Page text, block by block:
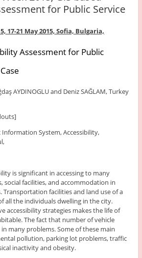
for Public Service
17-21 May 2015, Sofia, Bulgaria,
Assessment for Public
AYDINOGLU and Deniz SAĞLAM, Turkey
Information System, Accessibility,
is significant in accessing to many
social facilities, and accommodation in
Transportation facilities and land use of a
all the individuals dwelling in the city.
accessibility strategies makes the life of
The fact that number of vehicle
many problems. Some of these main
pollution, parking lot problems, traffic
inactivity and obesity.